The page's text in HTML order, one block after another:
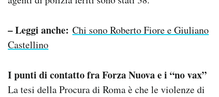
– Leggi anche: Chi sono Roberto Fiore e Giuliano
Castellino
I punti di contatto fra Forza Nuova e i “no vax”
La tesi della Procura di Roma è che le violenze di